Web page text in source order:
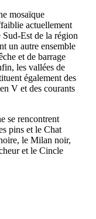
mosaïque
actuellement
Sud-Est de la région
un autre ensemble
et de barrage
les vallées de
également des
V et des courants
se rencontrent
pins et le Chat
le Milan noir,
et le Cincle